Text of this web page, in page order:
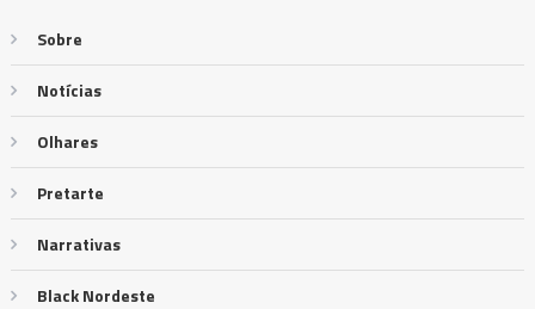
Sobre
Notícias
Olhares
Pretarte
Narrativas
Black Nordeste